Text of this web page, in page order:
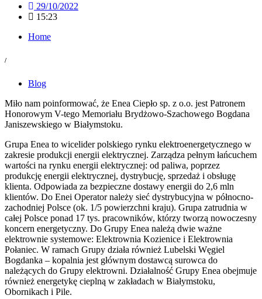
29/10/2022
15:23
Home
/
Blog
Miło nam poinformować, że Enea Ciepło sp. z o.o. jest Patronem
Honorowym V-tego Memoriału Brydżowo-Szachowego Bogdana
Janiszewskiego w Białymstoku.
Grupa Enea to wicelider polskiego rynku elektroenergetycznego w
zakresie produkcji energii elektrycznej. Zarządza pełnym łańcuchem
wartości na rynku energii elektrycznej: od paliwa, poprzez
produkcję energii elektrycznej, dystrybucję, sprzedaż i obsługę
klienta. Odpowiada za bezpieczne dostawy energii do 2,6 mln
klientów. Do Enei Operator należy sieć dystrybucyjna w północno-
zachodniej Polsce (ok. 1/5 powierzchni kraju). Grupa zatrudnia w
całej Polsce ponad 17 tys. pracowników, którzy tworzą nowoczesny
koncern energetyczny. Do Grupy Enea należą dwie ważne
elektrownie systemowe: Elektrownia Kozienice i Elektrownia
Połaniec. W ramach Grupy działa również Lubelski Węgiel
Bogdanka – kopalnia jest głównym dostawcą surowca do
należących do Grupy elektrowni. Działalność Grupy Enea obejmuje
również energetykę cieplną w zakładach w Białymstoku,
Obornikach i Pile.